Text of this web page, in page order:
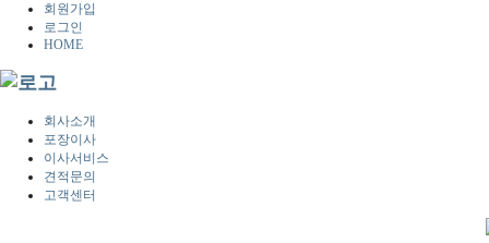
회원가입
로그인
HOME
회사소개
포장이사
이사서비스
견적문의
고객센터